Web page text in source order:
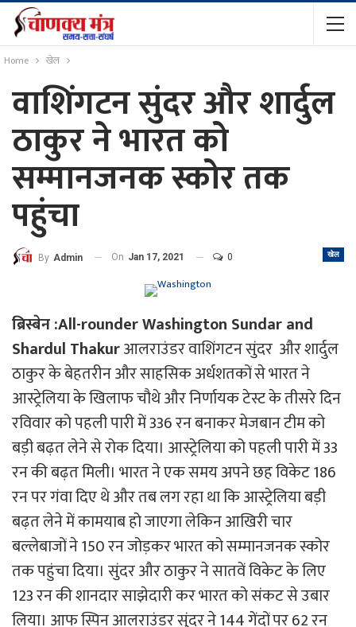
Home खेल
वाशिंगटन सुंदर और शार्दुल
ठाकुर ने भारत को
सम्मानजनक स्कोर तक
पहुंचा
खेल
By Admin On Jan 17, 2021 0
ब्रिस्बेन :All-rounder Washington Sundar and
Shardul Thakurआलराउंडर वाशिंगटन सुंदर और शार्दुल
ठाकुर के बेहतरीन और साहसिक अर्धशतकों से भारत ने
आस्ट्रेलिया के खिलाफ चौथे और निर्णायक टेस्ट के तीसरे दिन
रविवार को पहली पारी में 336 रन बनाकर मेजबान टीम को
बड़ी बढ़त लेने से रोक दिया। आस्ट्रेलिया को पहली पारी में 33
रन की बढ़त मिली। भारत ने एक समय अपने छह विकेट 186
रन पर गंवा दिए थे और तब लग रहा था कि आस्ट्रेलिया बड़ी
बढ़त लेने में कामयाब हो जाएगा लेकिन आखिरी चार
बल्लेबाजों ने 150 रन जोड़कर भारत को सम्मानजनक स्कोर
तक पहुंचा दिया। सुंदर और ठाकुर ने सातवें विकेट के लिए
123 रन की शानदार साझेदारी कर भारत को संकट से उबार
लिया। आफ स्पिन आलराउंडर सुंदर ने 144 गेंदों पर 62 रन